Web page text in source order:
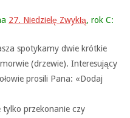
27. Niedzielę Zwykłą, rok C:
spotykamy dwie krótkie
(drzewie). Interesujący
prosili Pana: «Dodaj
tylko przekonanie czy